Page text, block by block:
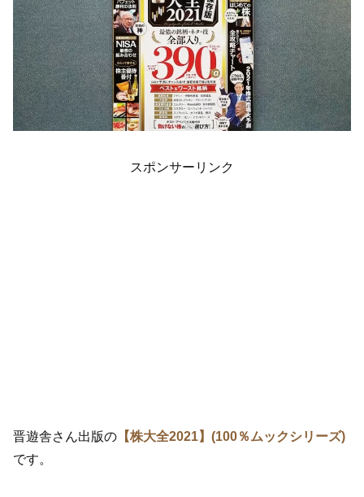
スポンサーリンク
晋遊舎さん出版の 【株大全2021】(100％ムックシリーズ)
です。